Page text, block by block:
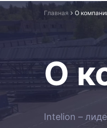
Смотреть весь
Главная О
О
Intelion –